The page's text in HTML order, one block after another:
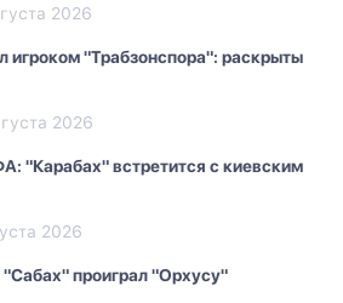
2026
игроком "Трабзонспора": раскрыты
2026
"Карабах" встретится с киевским
2026
проиграл "Орхусу"